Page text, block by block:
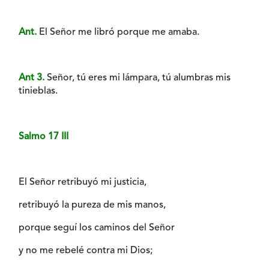
Ant. El Señor me libró porque me amaba.
Ant 3. Señor, tú eres mi lámpara, tú alumbras mis
tinieblas.
Salmo 17 III
El Señor retribuyó mi justicia,
retribuyó la pureza de mis manos,
porque seguí los caminos del Señor
y no me rebelé contra mi Dios;